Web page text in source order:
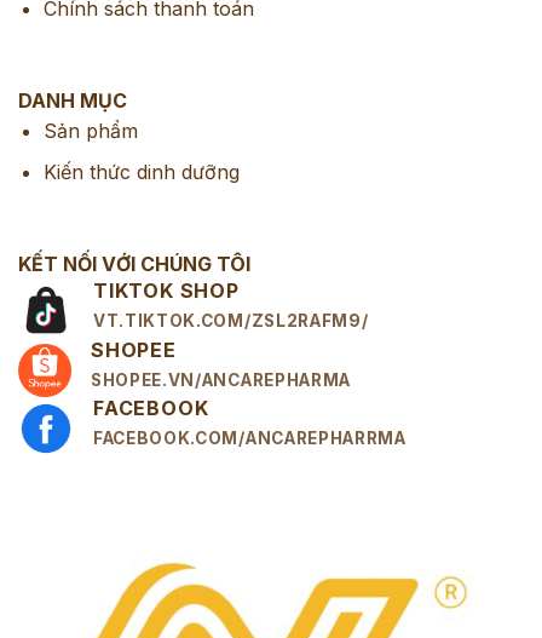
Chính sách thanh toán
DANH MỤC
Sản phẩm
Kiến thức dinh dưỡng
KẾT NỐI VỚI CHÚNG TÔI
TIKTOK SHOP
VT.TIKTOK.COM/ZSL2RAFM9/
SHOPEE
SHOPEE.VN/ANCAREPHARMA
FACEBOOK
FACEBOOK.COM/ANCAREPHARRMA